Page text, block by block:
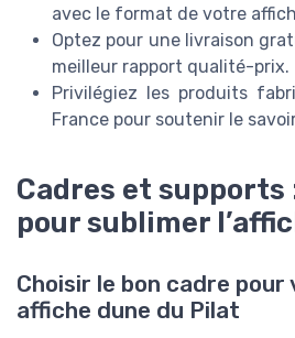
avec le format de votre
Optez pour une livraison
meilleur rapport qualité-prix.
Privilégiez les produits
France pour soutenir le
Cadres et supports
pour sublimer
Choisir le bon cadre
affiche dune du Pilat